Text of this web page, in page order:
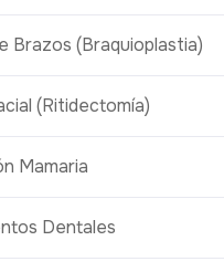
Brazos (Braquioplastia)
(Ritidectomía)
Mamaria
Dentales